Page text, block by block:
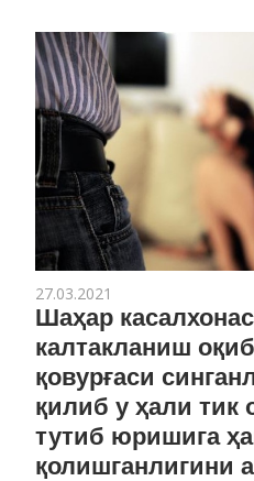
27.03.2021
Шаҳар
калтакланиш
қовурғаси
қилиб у ҳали тик
тутиб юришига
қолишганлигини